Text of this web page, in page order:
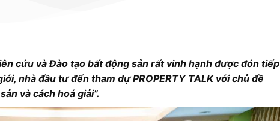
cứu và Đào tạo bất động sản rất vinh hạnh được đón tiếp
nhà đầu tư đến tham dự PROPERTY TALK với chủ đề
và cách hoá giải”.